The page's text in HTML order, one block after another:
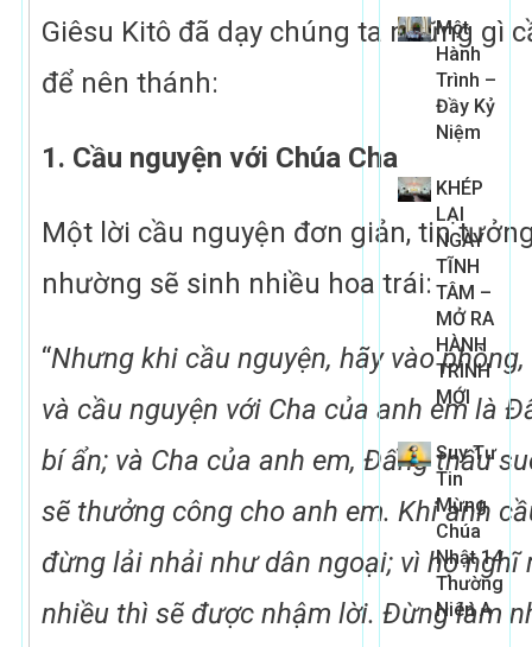
Giêsu Kitô đã dạy chúng ta những gì
để nên thánh:
1. Cầu nguyện với Chúa Cha
Một lời cầu nguyện đơn giản, tin
nhường sẽ sinh nhiều hoa trái:
“Nhưng khi cầu nguyện, hãy vào
và cầu nguyện với Cha của anh em là
bí ẩn; và Cha của anh em, Đấng thấu
sẽ thưởng công cho anh em. Khi anh
đừng lải nhải như dân ngoại; vì họ nghĩ
nhiều thì sẽ được nhậm lời. Đừng làm
Một
Hành
Trình –
Đầy Kỷ
Niệm
KHÉP
LẠI
NGÀY
TĨNH
TÂM –
MỞ RA
HÀNH
TRÌNH
MỚI
Suy Tư
Tin
Mừng
Chúa
Nhật 14
Thường
Niên A